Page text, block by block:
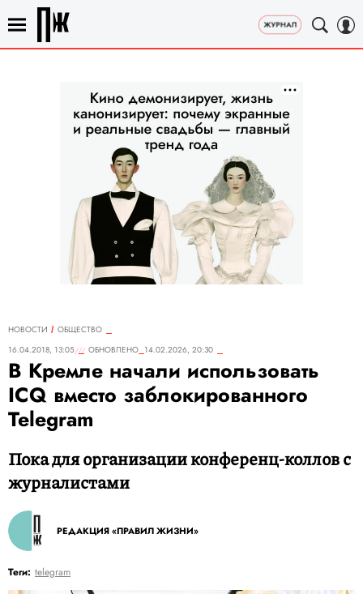
НОВОСТИ
ОБЩЕСТВО
16.04.2018, 13:05
ОБНОВЛЕНО 14.02.2026, 20:30
В Кремле начали использовать
ICQ вместо заблокированного
Telegram
Пока для организации конференц-коллов с
журналистами
РЕДАКЦИЯ «ПРАВИЛ ЖИЗНИ»
Теги: telegram